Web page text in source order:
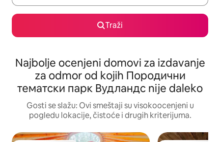
Traži
Najbolje ocenjeni domovi za izdavanje
za odmor od kojih Породични
тематски парк Вудландс nije daleko
Gosti se slažu: Ovi smeštaji su visokoocenjeni u
pogledu lokacije, čistoće i drugih kriterijuma.